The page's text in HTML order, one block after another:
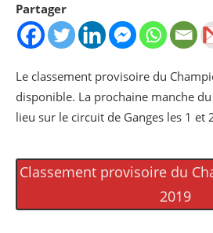
Partager
Le classement provisoire du
disponible. La prochaine manche
lieu sur le circuit de Ganges les 1 et
Classement provisoire du
2019